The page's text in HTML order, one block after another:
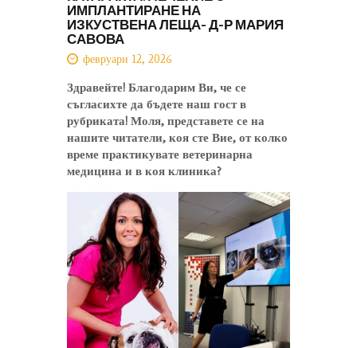
ИМПЛАНТИРАНЕ НА
ИЗКУСТВЕНА ЛЕЩА- Д-Р МАРИЯ
САВОВА
февруари 12, 2026
Здравейте! Благодарим Ви, че се
съгласихте да бъдете наш гост в
рубриката! Моля, представете се на
нашите читатели, коя сте Вие, от колко
време практикувате ветеринарна
медицина и в коя клиника?